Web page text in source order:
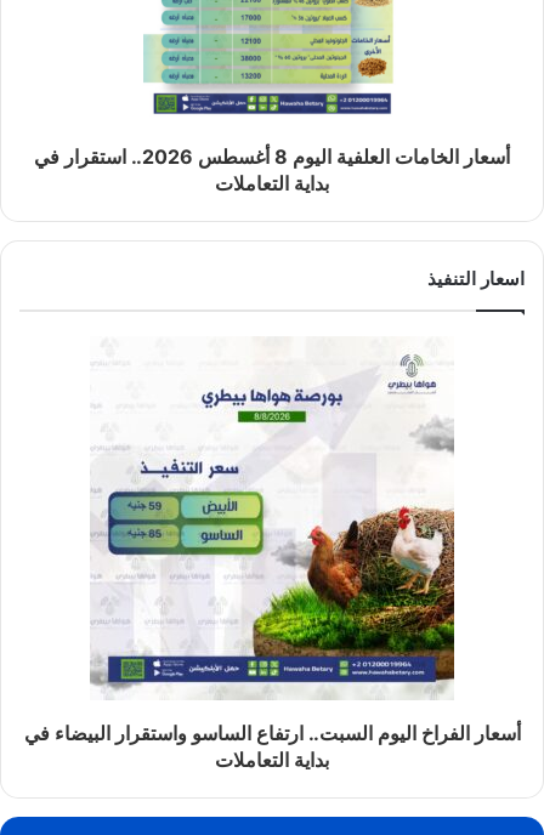
أسعار الخامات العلفية اليوم 8 أغسطس 2026.. استقرار في
بداية التعاملات
اسعار التنفيذ
أسعار الفراخ اليوم السبت.. ارتفاع الساسو واستقرار البيضاء في
بداية التعاملات